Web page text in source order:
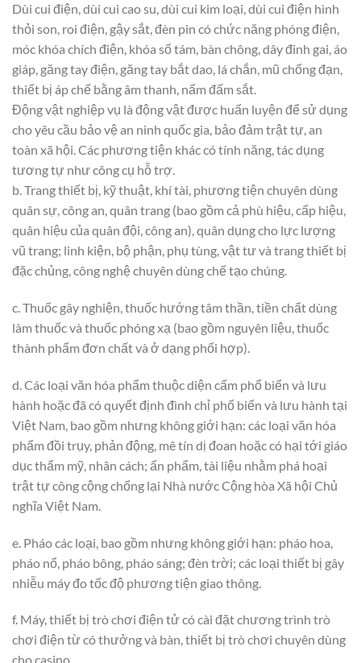
Dùi cui điện, dùi cui cao su, dùi cui kim loại, dùi cui điện hình
thỏi son, roi điện, gậy sắt, đèn pin có chức năng phóng điện,
móc khóa chích điện, khóa số tám, bàn chông, dây đinh gai, áo
giáp, găng tay điện, găng tay bắt dao, lá chắn, mũ chống đạn,
thiết bị áp chế bằng âm thanh, nấm đấm sắt.
Động vật nghiệp vụ là động vật được huấn luyện để sử dụng
cho yêu cầu bảo vệ an ninh quốc gia, bảo đảm trật tự, an
toàn xã hội. Các phương tiện khác có tính năng, tác dụng
tương tự như công cụ hỗ trợ.
b. Trang thiết bị, kỹ thuật, khí tài, phương tiện chuyên dùng
quân sự, công an, quân trang (bao gồm cả phù hiệu, cấp hiệu,
quân hiệu của quân đội, công an), quân dụng cho lực lượng
vũ trang; linh kiện, bộ phận, phụ tùng, vật tư và trang thiết bị
đặc chủng, công nghệ chuyên dùng chế tạo chúng.
c. Thuốc gây nghiện, thuốc hướng tâm thần, tiền chất dùng
làm thuốc và thuốc phóng xạ (bao gồm nguyên liệu, thuốc
thành phẩm đơn chất và ở dạng phối hợp).
d. Các loại văn hóa phẩm thuộc diện cấm phổ biến và lưu
hành hoặc đã có quyết định đình chỉ phổ biến và lưu hành tại
Việt Nam, bao gồm nhưng không giới hạn: các loại văn hóa
phẩm đồi trụy, phản động, mê tín dị đoan hoặc có hại tới giáo
dục thẩm mỹ, nhân cách; ấn phẩm, tài liệu nhằm phá hoại
trật tự công cộng chống lại Nhà nước Cộng hòa Xã hội Chủ
nghĩa Việt Nam.
e. Pháo các loại, bao gồm nhưng không giới hạn: pháo hoa,
pháo nổ, pháo bông, pháo sáng; đèn trời; các loại thiết bị gây
nhiễu máy đo tốc độ phương tiện giao thông.
f. Máy, thiết bị trò chơi điện tử có cài đặt chương trình trò
chơi điện từ có thưởng và bàn, thiết bị trò chơi chuyên dùng
cho casino.